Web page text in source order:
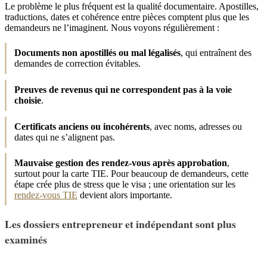
Le problème le plus fréquent est la qualité documentaire. Apostilles,
traductions, dates et cohérence entre pièces comptent plus que les
demandeurs ne l’imaginent. Nous voyons régulièrement :
Documents non apostillés ou mal légalisés, qui entraînent des
demandes de correction évitables.
Preuves de revenus qui ne correspondent pas à la voie
choisie.
Certificats anciens ou incohérents, avec noms, adresses ou
dates qui ne s’alignent pas.
Mauvaise gestion des rendez-vous après approbation,
surtout pour la carte TIE. Pour beaucoup de demandeurs, cette
étape crée plus de stress que le visa ; une orientation sur les
rendez-vous TIE devient alors importante.
Les dossiers entrepreneur et indépendant sont plus
examinés